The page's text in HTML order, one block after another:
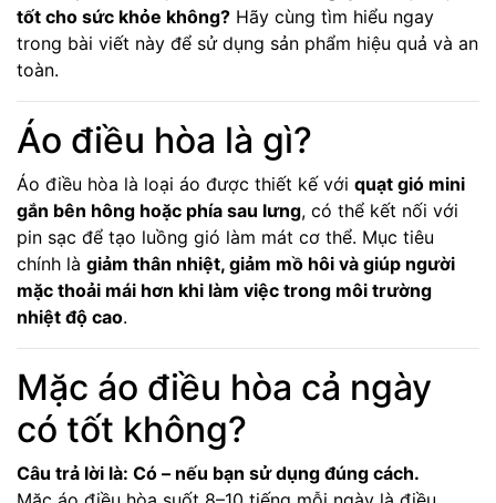
tốt cho sức khỏe không? Hãy cùng tìm hiểu ngay
trong bài viết này để sử dụng sản phẩm hiệu quả và an
toàn.
Áo điều hòa là gì?
Áo điều hòa là loại áo được thiết kế với quạt gió mini
gắn bên hông hoặc phía sau lưng, có thể kết nối với
pin sạc để tạo luồng gió làm mát cơ thể. Mục tiêu
chính là giảm thân nhiệt, giảm mồ hôi và giúp người
mặc thoải mái hơn khi làm việc trong môi trường
nhiệt độ cao.
Mặc áo điều hòa cả ngày
có tốt không?
Câu trả lời là: Có – nếu bạn sử dụng đúng cách.